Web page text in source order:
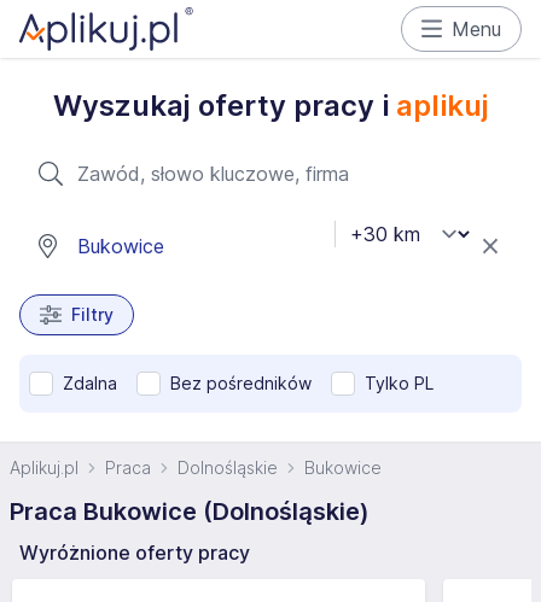
Menu
Wyszukaj oferty pracy i aplikuj
Filtry
Zdalna Bez pośredników Tylko PL
Aplikuj.pl Praca Dolnośląskie Bukowice
Praca Bukowice (Dolnośląskie)
Wyróżnione oferty pracy